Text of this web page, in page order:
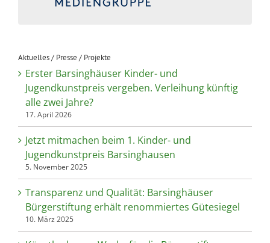
Aktuelles / Presse / Projekte
Erster Barsinghäuser Kinder- und
Jugendkunstpreis vergeben. Verleihung künftig
alle zwei Jahre?
17. April 2026
Jetzt mitmachen beim 1. Kinder- und
Jugendkunstpreis Barsinghausen
5. November 2025
Transparenz und Qualität: Barsinghäuser
Bürgerstiftung erhält renommiertes Gütesiegel
10. März 2025